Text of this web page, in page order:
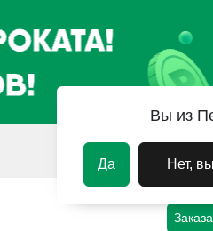
Вы из
Да Нет,